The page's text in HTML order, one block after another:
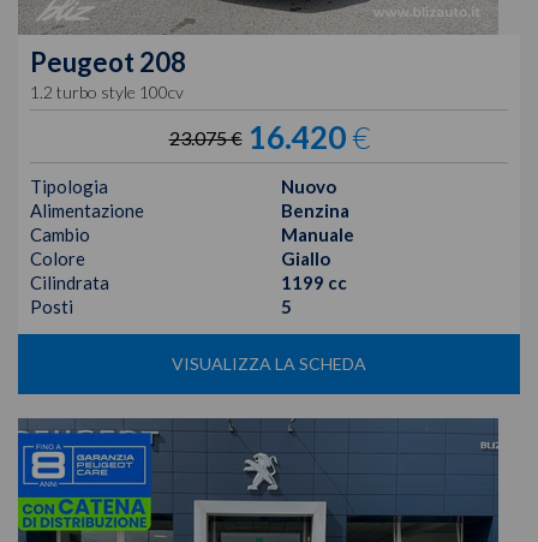
Peugeot 208
1.2 turbo style 100cv
23.075 € 16.420€
Tipologia
Nuovo
Alimentazione
Benzina
Cambio
Manuale
Colore
Giallo
Cilindrata
1199 cc
Posti
5
VISUALIZZA LA SCHEDA